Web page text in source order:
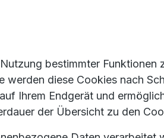
bestimmter
diese Cookies nach
Ihrem Endgerät und
der Übersicht zu den